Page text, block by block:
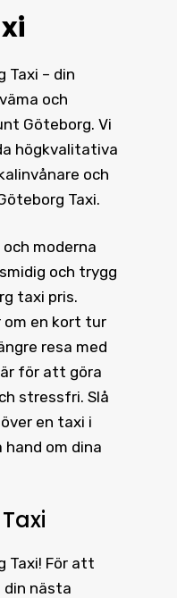
Taxi – din
och
Göteborg. Vi
högkvalitativa
och
Taxi.
moderna
och trygg
taxi pris.
om en kort tur
resa med
för att göra
stressfri. Slå
en taxi i
om dina
Taxi! För att
din nästa